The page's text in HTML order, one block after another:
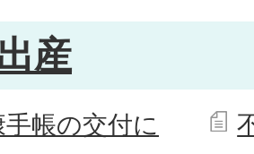
産
帳の交付に